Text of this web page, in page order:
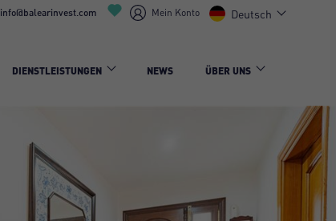
info@balearinvest.com Mein Konto Deutsch
DIENSTLEISTUNGEN NEWS ÜBER UNS